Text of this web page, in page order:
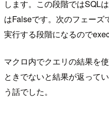
します。この段階ではSQL
はFalseです。次のフェーズ
実行する段階になるので
マクロ内でクエリの結果を
ときでないと結果が返って
う話でした。